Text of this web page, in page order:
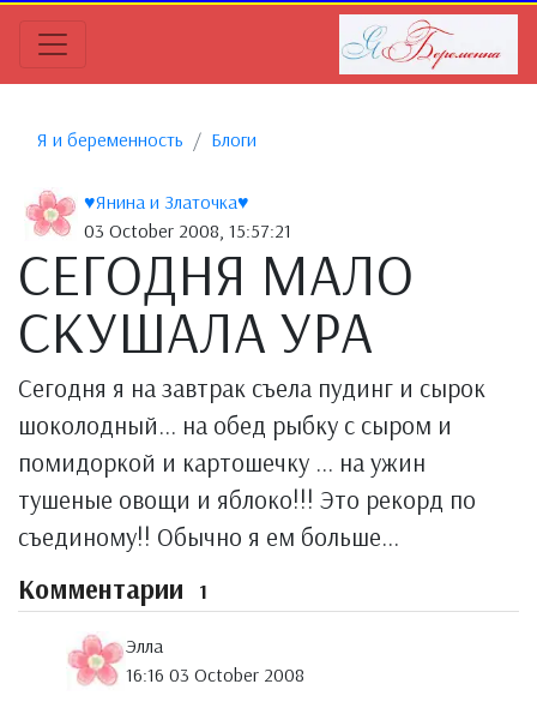
Я и беременность Блоги
♥Янина и Златочка♥
03 October 2008, 15:57:21
СЕГОДНЯ МАЛО
СКУШАЛА УРА
Сегодня я на завтрак съела пудинг и сырок
шоколодный... на обед рыбку с сыром и
помидоркой и картошечку ... на ужин
тушеные овощи и яблоко!!! Это рекорд по
съединому!! Обычно я ем больше...
Комментарии 1
Элла
16:16 03 October 2008